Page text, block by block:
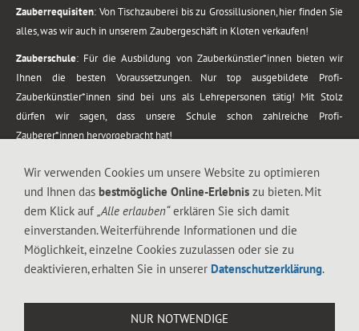
Zauberrequisiten: Von Tischzauberei bis zu Grossillusionen, hier finden Sie
alles, was wir auch in unserem Zaubergeschäft in Kloten verkaufen!
Zauberschule: Für die Ausbildung von Zauberkünstler*innen bieten wir
Ihnen die besten Voraussetzungen. Nur top ausgebildete Profi-
Zauberkünstler*innen sind bei uns als Lehrepersonen tätig! Mit Stolz
dürfen wir sagen, dass unsere Schule schon zahlreiche Profi-
Zauberer*innen hervorgebracht hat!
vom Kinderprogramm bis zur Tischzauberei. Lassen Sie sich faszinieren von
meiner Zauber-Sprech-Show, angerührt mit sprachlichen Sequenzen,
gewürzt mit Gags und visuellen Illusionen wie Kaninchen, Vasen, Seilen,
Wir verwenden Cookies um unsere Website zu optimieren
und Ihnen das bestmögliche Online-Erlebnis zu bieten. Mit
dem Klick auf „Alle erlauben“erklären Sie sich damit
einverstanden. Weiterführende Informationen und die
Möglichkeit, einzelne Cookies zuzulassen oder sie zu
deaktivieren, erhalten Sie in unserer Datenschutzerklärung.
NUR NOTWENDIGE